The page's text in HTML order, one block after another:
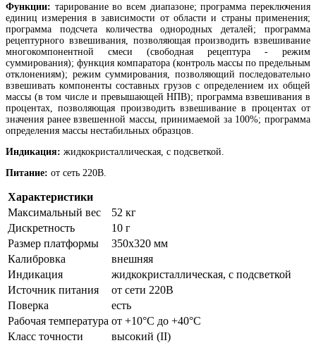
Функции: тарирование во всем диапазоне; программа переключения
единиц измерения в зависимости от области и страны применения;
программа подсчета количества однородных деталей; программа
рецептурного взвешивания, позволяющая производить взвешивание
многокомпонентной смеси (свободная рецептура - режим
суммирования); функция компаратора (контроль массы по предельным
отклонениям); режим суммирования, позволяющий последовательно
взвешивать компоненты составных грузов с определением их общей
массы (в том числе и превышающей НПВ); программа взвешивания в
процентах, позволяющая производить взвешивание в процентах от
значения ранее взвешенной массы, принимаемой за 100%; программа
определения массы нестабильных образцов.
Индикация: жидкокристаллическая, с подсветкой.
Питание: от сеть 220В.
Характеристики
Максимальный вес
52 кг
Дискретность
10 г
Размер платформы
350х320 мм
Калибровка
внешняя
Индикация
жидкокристаллическая, с подсветкой
Источник питания
от сети 220В
Поверка
есть
Рабочая температура от +10°C до +40°C
Класс точности
высокий (II)